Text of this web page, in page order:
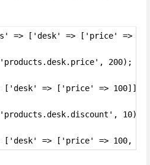
=> ['desk' => ['price' =>
200);
=> ['price' => 100]]]
10);
=> ['price' => 100,